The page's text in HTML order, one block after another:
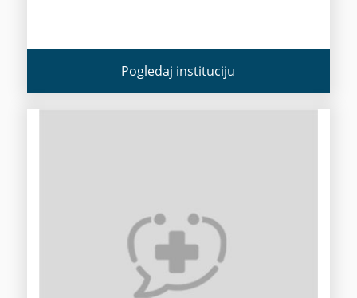
Pogledaj instituciju